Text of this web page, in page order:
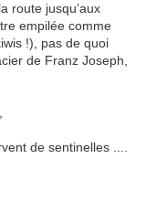
route jusqu’aux
empilée comme
!), pas de quoi
de Franz Joseph,
de sentinelles ....